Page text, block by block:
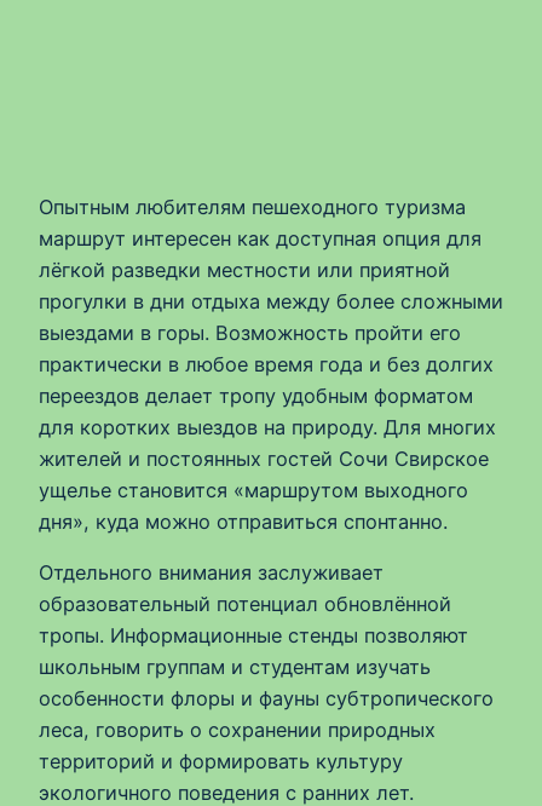
Опытным любителям пешеходного туризма
маршрут интересен как доступная опция для
лёгкой разведки местности или приятной
прогулки в дни отдыха между более сложными
выездами в горы. Возможность пройти его
практически в любое время года и без долгих
переездов делает тропу удобным форматом
для коротких выездов на природу. Для многих
жителей и постоянных гостей Сочи Свирское
ущелье становится «маршрутом выходного
дня», куда можно отправиться спонтанно.
Отдельного внимания заслуживает
образовательный потенциал обновлённой
тропы. Информационные стенды позволяют
школьным группам и студентам изучать
особенности флоры и фауны субтропического
леса, говорить о сохранении природных
территорий и формировать культуру
экологичного поведения с ранних лет.